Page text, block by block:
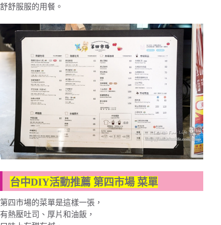
舒舒服服的用餐。
台中DIY活動推薦 第四市場 菜單
第四市場的菜單是這樣一張，
有熱壓吐司、厚片和油飯，